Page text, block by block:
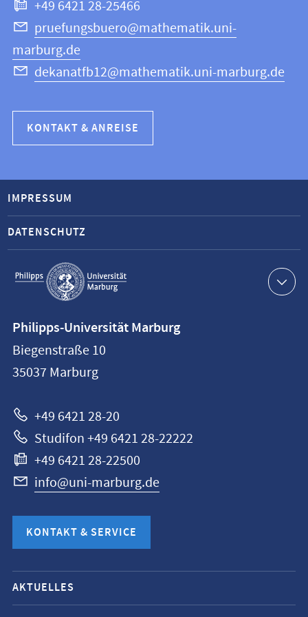
+49 6421 28-25466
pruefungsbuero@mathematik.uni-
marburg.de
dekanatfb12@mathematik.uni-marburg.de
KONTAKT & ANREISE
Service-
Navigation
IMPRESSUM
DATENSCHUTZ
Philipps-
Universität
Marburg
Philipps-Universität Marburg
Biegenstraße 10
35037 Marburg
+49 6421 28-20
Studifon +49 6421 28-22222
+49 6421 28-22500
info@uni-marburg.de
KONTAKT & SERVICE
Mobile-
Service-
AKTUELLES